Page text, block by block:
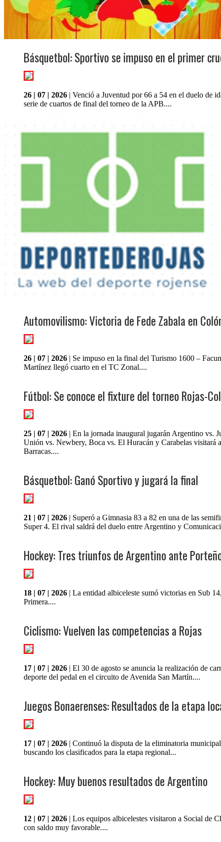
Básquetbol: Sportivo se impuso en el primer
26 | 07 | 2026 | Venció a Juventud por 66 a 54 en el duelo de
serie de cuartos de final del torneo de la APB....
Automovilismo: Victoria de Fede Zabala en
26 | 07 | 2026 | Se impuso en la final del Turismo 1600 –
Martínez llegó cuarto en el TC Zonal....
Fútbol: Se conoce el fixture del torneo Rojas-
25 | 07 | 2026 | En la jornada inaugural jugarán Argentino vs.
Unión vs. Newbery, Boca vs. El Huracán y Carabelas visitará a
Barracas....
Básquetbol: Ganó Sportivo y jugará la final
21 | 07 | 2026 | Superó a Gimnasia 83 a 82 en una de las
Super 4. El rival saldrá del duelo entre Argentino y
Hockey: Tres triunfos de Argentino ante
18 | 07 | 2026 | La entidad albiceleste sumó victorias en Sub
Primera....
Ciclismo: Vuelven las competencias a Rojas
17 | 07 | 2026 | El 30 de agosto se anuncia la realización de
deporte del pedal en el circuito de Avenida San Martín....
Juegos Bonaerenses: Resultados de la etapa
17 | 07 | 2026 | Continuó la disputa de la eliminatoria
buscando los clasificados para la etapa regional...
Hockey: Muy buenos resultados de Argentino
12 | 07 | 2026 | Los equipos albicelestes visitaron a Social de
con saldo muy favorable....